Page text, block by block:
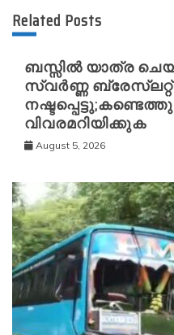
Related Posts
ബസ്സിൽ യാത്ര
സ്വർണ്ണ ബ്രേസ്‌ലറ്റ്
വിവരമറിയിക്കുക
August 5, 2026